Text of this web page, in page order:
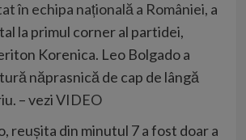
în echipa națională a României, a
la primul corner al partidei,
Korenica. Leo Bolgado a
năprasnică de cap de lângă
– veziVIDEO
reușita din minutul 7 a fost doar a